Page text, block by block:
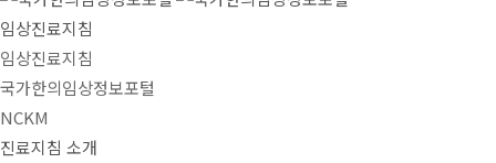
임상진료지침
임상진료지침
국가한의임상정보포털
NCKM
진료지침 소개